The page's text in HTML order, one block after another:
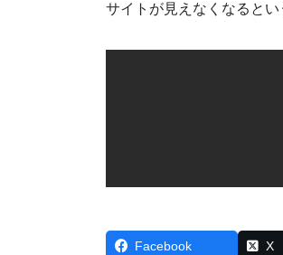
サイトが見えなくなるとい
Facebook X